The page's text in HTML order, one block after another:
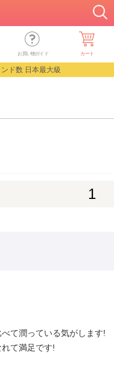
お買い物ガイド カート
ド数 日本最大級
1
て潤っている気がします!
て満足です!